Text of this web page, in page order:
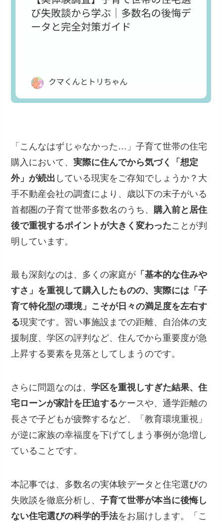
「こんなはずじゃなかった…」子育て世帯の住宅
購入において、実際に住んでから気づく「想定
外」が続出 している現実をご存知でしょうか？大
手不動産会社の調査により、歳以下の末子がいる
首都圏の子育て世帯多数名のうち、 購入前と居住
後で重視するポイントが大きく変わったことが判
明しています。
最も深刻なのは、多くの家庭が 「基本的な住みや
すさ」を重視して購入したものの、実際には「子
育て特化型の環境」こそが日々の満足度を左右す
る現実です。習い事施設までの距離、自治体の支
援制度、学区の評判など、住んでから重要度が急
上昇する要素を見落としてしまうのです。
さらに問題なのは、学区を重視しすぎた結果、住
宅ローンが家計を圧迫するケースや、通学距離の
長さで子どもが疲弊するなど、「教育環境重視」
が逆に家族の幸福度を下げてしまう事例が急増し
ていることです。
本記事では、多数名の実体験データと住宅選びの
失敗談を徹底分析し、子育て世帯が本当に後悔し
ない住宅選びの科学的手法をお届けします。「こ